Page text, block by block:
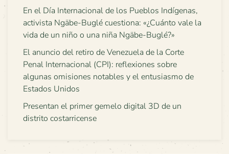
En el Día Internacional de los Pueblos Indígenas,
activista Ngäbe-Buglé cuestiona: «¿Cuánto vale la
vida de un niño o una niña Ngäbe-Buglé?»
El anuncio del retiro de Venezuela de la Corte
Penal Internacional (CPI): reflexiones sobre
algunas omisiones notables y el entusiasmo de
Estados Unidos
Presentan el primer gemelo digital 3D de un
distrito costarricense